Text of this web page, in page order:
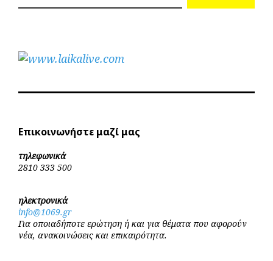
Επικοινωνήστε μαζί μας
τηλεφωνικά
2810 333 500
ηλεκτρονικά
info@1069.gr
Για οποιαδήποτε ερώτηση ή και για θέματα που αφορούν
νέα, ανακοινώσεις και επικαιρότητα.